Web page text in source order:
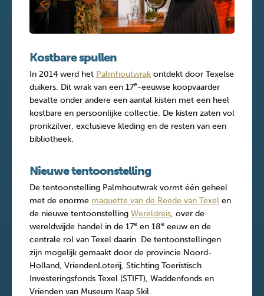
Kostbare spullen
In 2014 werd het Palmhoutwrak ontdekt door Texelse
duikers. Dit wrak van een 17e-eeuwse koopvaarder
bevatte onder andere een aantal kisten met een heel
kostbare en persoonlijke collectie. De kisten zaten vol
pronkzilver, exclusieve kleding en de resten van een
bibliotheek.
Nieuwe tentoonstelling
De tentoonstelling Palmhoutwrak vormt één geheel
met de enorme maquette van de Reede van Texel en
de nieuwe tentoonstelling Wereldreis, over de
wereldwijde handel in de 17e en 18e eeuw en de
centrale rol van Texel daarin. De tentoonstellingen
zijn mogelijk gemaakt door de provincie Noord-
Holland, VriendenLoterij, Stichting Toeristisch
Investeringsfonds Texel (STIFT), Waddenfonds en
Vrienden van Museum Kaap Skil.